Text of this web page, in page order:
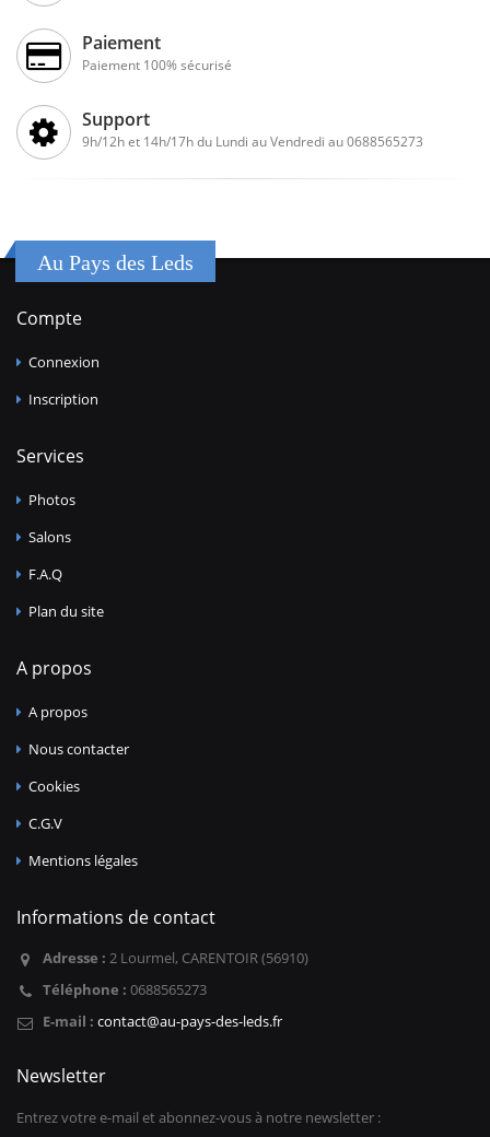
Paiement
Paiement 100% sécurisé
Support
9h/12h et 14h/17h du Lundi au Vendredi au 0688565273
Au Pays des Leds
Compte
Connexion
Inscription
Services
Photos
Salons
F.A.Q
Plan du site
A propos
A propos
Nous contacter
Cookies
C.G.V
Mentions légales
Informations de contact
Adresse : 2 Lourmel, CARENTOIR (56910)
Téléphone : 0688565273
E-mail : contact@au-pays-des-leds.fr
Newsletter
Entrez votre e-mail et abonnez-vous à notre newsletter :